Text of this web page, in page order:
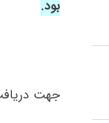
بود.
جهت